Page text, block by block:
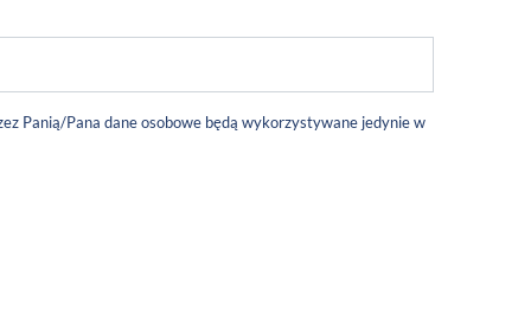
Panią/Pana dane osobowe będą wykorzystywane jedynie w